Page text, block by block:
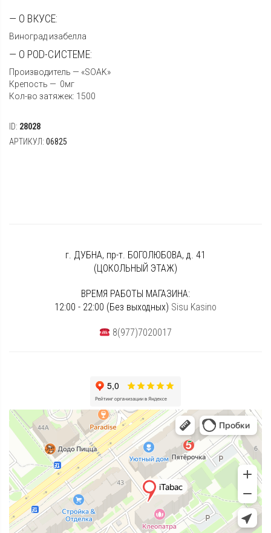
— О ВКУСЕ:
Виноград изабелла
— О POD-СИСТЕМЕ:
Производитель — «SOAK»
Крепость — 0мг
Кол-во затяжек: 1500
ID: 28028
АРТИКУЛ: 06825
г. ДУБНА, пр-т. БОГОЛЮБОВА, д. 41
(ЦОКОЛЬНЫЙ ЭТАЖ)
ВРЕМЯ РАБОТЫ МАГАЗИНА:
12:00 - 22:00 (Без выходных) Sisu Kasino
8(977)7020017